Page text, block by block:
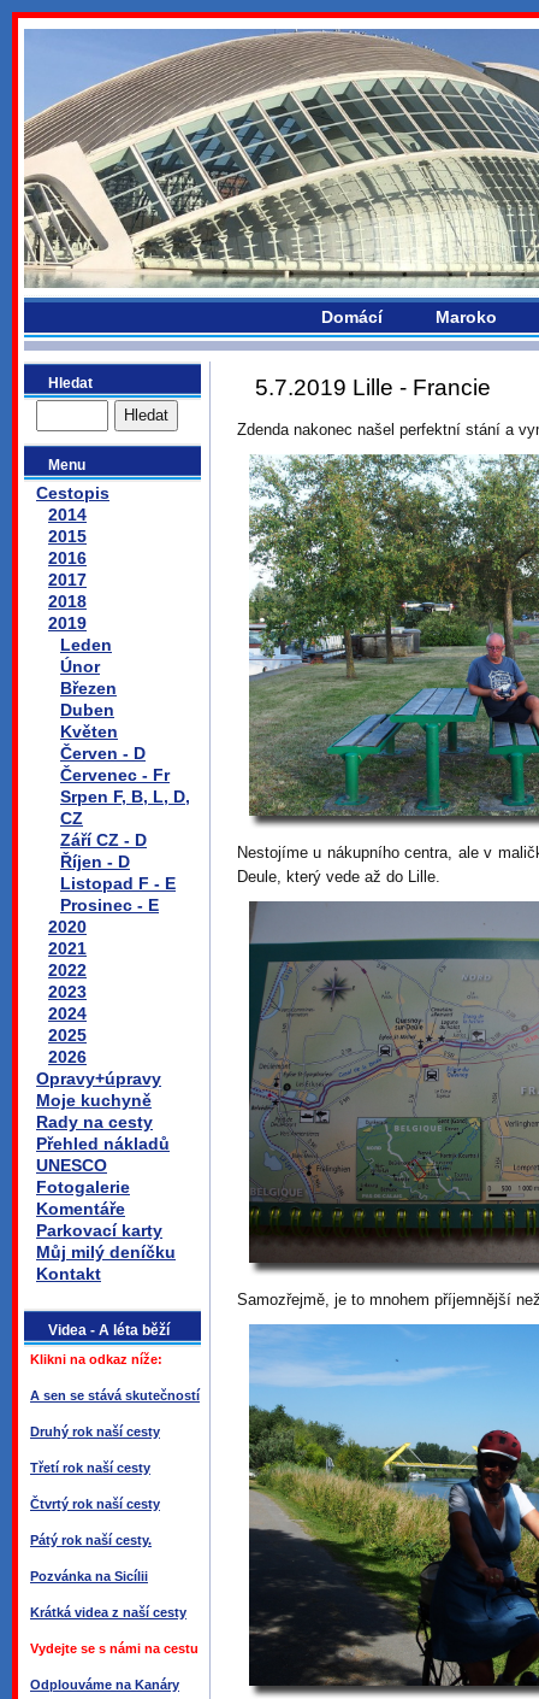
bydlikemevropou.com
Domácí Maroko
Hledat
Menu
Cestopis
2014
2015
2016
2017
2018
2019
Leden
Únor
Březen
Duben
Květen
Červen - D
Červenec - Fr
Srpen F, B, L, D,
CZ
Září CZ - D
Říjen - D
Listopad F - E
Prosinec - E
2020
2021
2022
2023
2024
2025
2026
Opravy+úpravy
Moje kuchyně
Rady na cesty
Přehled nákladů
UNESCO
Fotogalerie
Komentáře
Parkovací karty
Můj milý deníčku
Kontakt
Videa - A léta běží
Klikni na odkaz níže:
A sen se stává skutečností
Druhý rok naší cesty
Třetí rok naší cesty
Čtvrtý rok naší cesty
Pátý rok naší cesty.
Pozvánka na Sicílii
Krátká videa z naší cesty
Vydejte se s námi na cestu
Odplouváme na Kanáry
5.7.2019 Lille - Francie
Zdenda nakonec našel perfektní stání a
Nestojíme u nákupního centra, ale v
Deule, který vede až do Lille.
Samozřejmě, je to mnohem příjemnější